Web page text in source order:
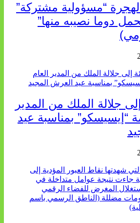
“مسؤولية مشتركة”
دوما نصيبه منها”
جلالة الملك من المدير
“إيسيسكو” بمناسبة عيد